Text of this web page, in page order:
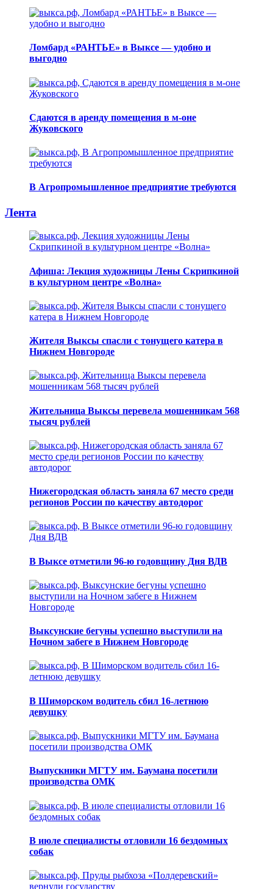
Ломбард «РАНТЬЕ» в Выксе — удобно и
выгодно
Сдаются в аренду помещения в м-оне
Жуковского
В Агропромышленное предприятие требуются
Лента
Афиша: Лекция художницы Лены Скрипкиной
в культурном центре «Волна»
Жителя Выксы спасли с тонущего катера в
Нижнем Новгороде
Жительница Выксы перевела мошенникам 568
тысяч рублей
Нижегородская область заняла 67 место среди
регионов России по качеству автодорог
В Выксе отметили 96-ю годовщину Дня ВДВ
Выксунские бегуны успешно выступили на
Ночном забеге в Нижнем Новгороде
В Шиморском водитель сбил 16-летнюю
девушку
Выпускники МГТУ им. Баумана посетили
производства ОМК
В июле специалисты отловили 16 бездомных
собак